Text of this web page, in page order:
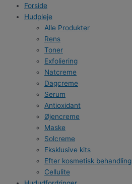
Forside
Hudpleje
Alle Produkter
Rens
Toner
Exfoliering
Natcreme
Dagcreme
Serum
Antioxidant
Øjencreme
Maske
Solcreme
Eksklusive kits
Efter kosmetisk behandling
Cellulite